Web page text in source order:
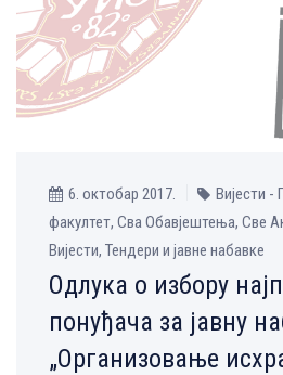
6. октобар 2017.
Вијести
факултет, Сва Обавјештења, Све
Вијести, Тендери и јавне набавке
Одлука о избору
понуђача за јавну
„Oрганизовање